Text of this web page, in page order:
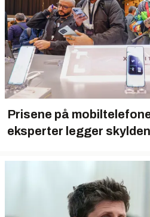
Prisene på
eksperter legger